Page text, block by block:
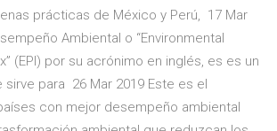
prácticas de México y Perú, 17 Mar
Ambiental o “Environmental
(EPI) por su acrónimo en inglés, es es un
para 26 Mar 2019 Este es el
con mejor desempeño ambiental